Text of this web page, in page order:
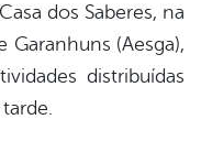
dos Saberes, na
Garanhuns (Aesga),
distribuídas